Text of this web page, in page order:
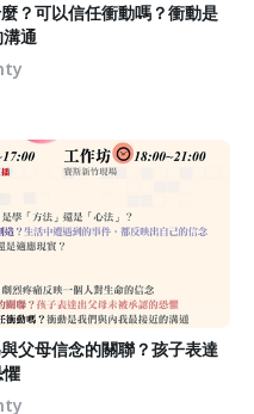
？可以信任衝動嗎？衝動是
通
父母信念的關聯？孩子表達